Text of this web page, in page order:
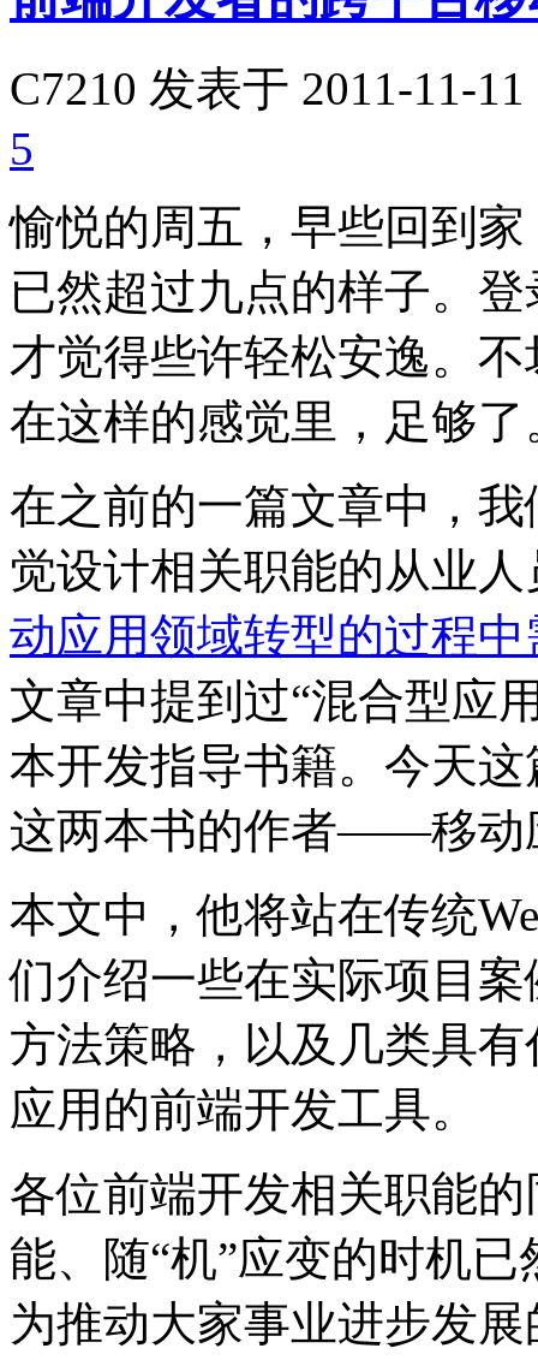
C7210 发表于 2011-11-11
5
愉悦的周五，早些回到
已然超过九点的样子。
才觉得些许轻松安逸。
在这样的感觉里，足够了
在之前的一篇文章中，
觉设计相关职能的从业
动应用领域转型的过程
文章中提到过“混合型应
本开发指导书籍。今天
这两本书的作者——移动
本文中，他将站在传统
们介绍一些在实际项目
方法策略，以及几类具
应用的前端开发工具。
各位前端开发相关职能
能、随“机”应变的时机
为推动大家事业进步发